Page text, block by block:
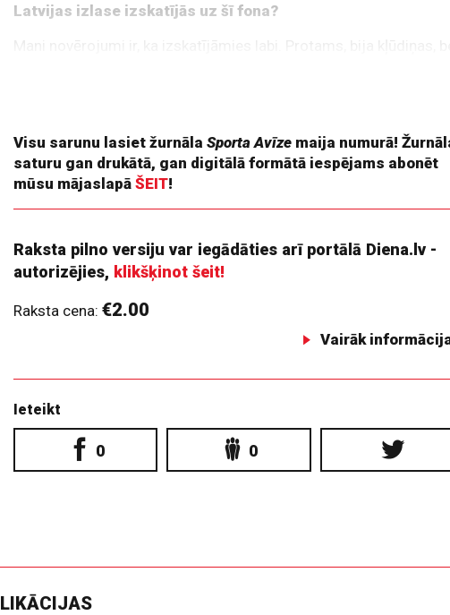
Latvijas izlase izskatījās uz šī fona?
Visu sarunu lasiet žurnālaSporta Avīze maija numurā!
saturu gan drukātā, gan digitālā formātā iespējams abonēt
mūsu mājaslapāŠEIT!
Raksta pilno versiju var iegādāties arī portālā Diena.lv -
autorizējies, klikšķinot šeit!
Raksta cena:€2.00
Vairāk
Ieteikt
0 0